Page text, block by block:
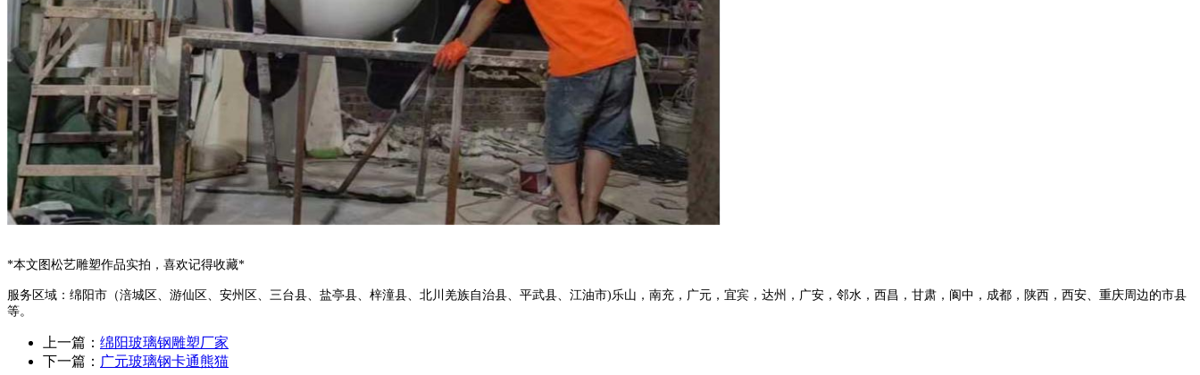
*本文图松艺雕塑作品实拍，喜欢记得收藏*
服务区域：绵阳市（涪城区、游仙区、安州区、三台县、盐亭县、梓潼县、北川羌族自治县、平武县、江油市)乐山，南充，广元，宜宾，达州，广安，邻水，西昌，甘肃，阆中，成都，陕西，西安、重庆周边的市县
等。
上一篇： 绵阳玻璃钢雕塑厂家
下一篇： 广元玻璃钢卡通熊猫